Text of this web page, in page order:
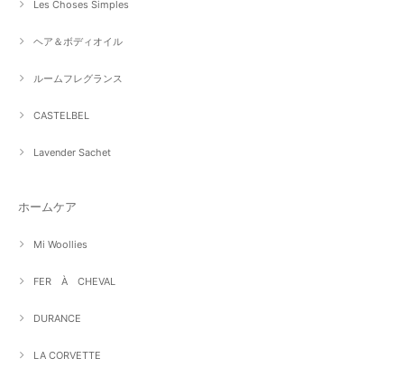
Les Choses Simples
ヘア＆ボディオイル
ルームフレグランス
CASTELBEL
Lavender Sachet
ホームケア
Mi Woollies
FER À CHEVAL
DURANCE
LA CORVETTE